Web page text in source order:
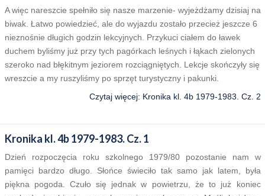
A więc nareszcie spełniło się nasze marzenie- wyjeżdżamy dzisiaj na
biwak. Łatwo powiedzieć, ale do wyjazdu zostało przecież jeszcze 6
nieznośnie długich godzin lekcyjnych. Przykuci ciałem do ławek
duchem byliśmy już przy tych pagórkach leśnych i łąkach zielonych
szeroko nad błękitnym jeziorem rozciągniętych. Lekcje skończyły się
wreszcie a my ruszyliśmy po sprzęt turystyczny i pakunki.
Czytaj więcej: Kronika kl. 4b 1979-1983. Cz. 2
Kronika kl. 4b 1979-1983. Cz. 1
Dzień rozpoczęcia roku szkolnego 1979/80 pozostanie nam w
pamięci bardzo długo. Słońce świeciło tak samo jak latem, była
piękna pogoda. Czuło się jednak w powietrzu, że to już koniec